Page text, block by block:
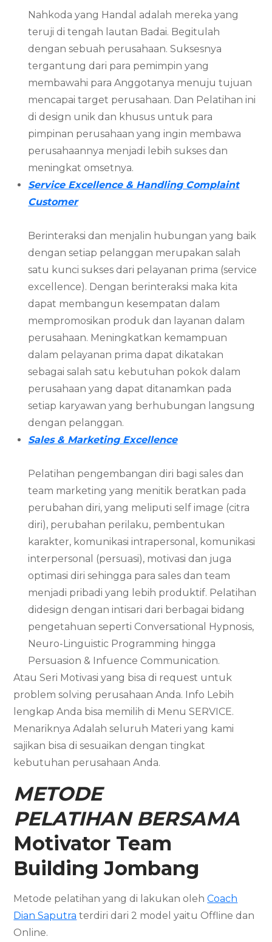
Nahkoda yang Handal adalah mereka yang
teruji di tengah lautan Badai. Begitulah
dengan sebuah perusahaan. Suksesnya
tergantung dari para pemimpin yang
membawahi para Anggotanya menuju tujuan
mencapai target perusahaan. Dan Pelatihan ini
di design unik dan khusus untuk para
pimpinan perusahaan yang ingin membawa
perusahaannya menjadi lebih sukses dan
meningkat omsetnya.
Service Excellence & Handling Complaint
Customer
Berinteraksi dan menjalin hubungan yang baik
dengan setiap pelanggan merupakan salah
satu kunci sukses dari pelayanan prima (service
excellence). Dengan berinteraksi maka kita
dapat membangun kesempatan dalam
mempromosikan produk dan layanan dalam
perusahaan. Meningkatkan kemampuan
dalam pelayanan prima dapat dikatakan
sebagai salah satu kebutuhan pokok dalam
perusahaan yang dapat ditanamkan pada
setiap karyawan yang berhubungan langsung
dengan pelanggan.
Sales & Marketing Excellence
Pelatihan pengembangan diri bagi sales dan
team marketing yang menitik beratkan pada
perubahan diri, yang meliputi self image (citra
diri), perubahan perilaku, pembentukan
karakter, komunikasi intrapersonal, komunikasi
interpersonal (persuasi), motivasi dan juga
optimasi diri sehingga para sales dan team
menjadi pribadi yang lebih produktif. Pelatihan
didesign dengan intisari dari berbagai bidang
pengetahuan seperti Conversational Hypnosis,
Neuro-Linguistic Programming hingga
Persuasion & Infuence Communication.
Atau Seri Motivasi yang bisa di request untuk
problem solving perusahaan Anda. Info Lebih
lengkap Anda bisa memilih di Menu SERVICE.
Menariknya Adalah seluruh Materi yang kami
sajikan bisa di sesuaikan dengan tingkat
kebutuhan perusahaan Anda.
METODE
PELATIHAN BERSAMA
Motivator Team
Building Jombang
Metode pelatihan yang di lakukan olehCoach
Dian Saputra terdiri dari 2 model yaitu Offline dan
Online.